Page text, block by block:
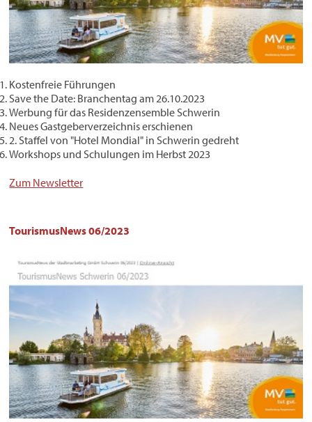
Kostenfreie Führungen
Save the Date: Branchentag am 26.10.2023
Werbung für das Residenzensemble Schwerin
Neues Gastgeberverzeichnis erschienen
2. Staffel von "Hotel Mondial" in Schwerin gedreht
Workshops und Schulungen im Herbst 2023
Zum Newsletter
TourismusNews 06/2023